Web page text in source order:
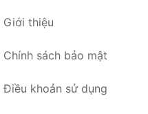
Giới thiệu
Chính sách bảo mật
Điều khoản sử dụng